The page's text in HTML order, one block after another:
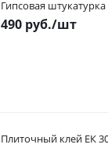
Гипсовая штукатурка
490 руб./шт
Плиточный клей ЕК